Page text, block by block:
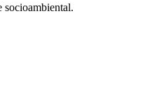
socioambiental.